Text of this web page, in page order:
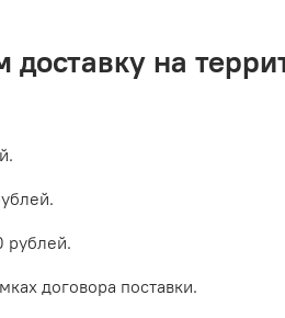
на
рублей.
договора поставки.